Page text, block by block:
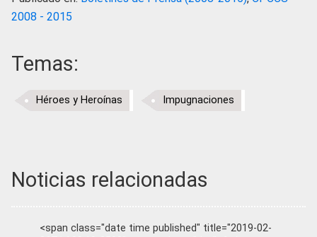
2008 - 2015
Temas:
Héroes y Heroínas Impugnaciones
Noticias relacionadas
<span class="date time published" title="2019-02-